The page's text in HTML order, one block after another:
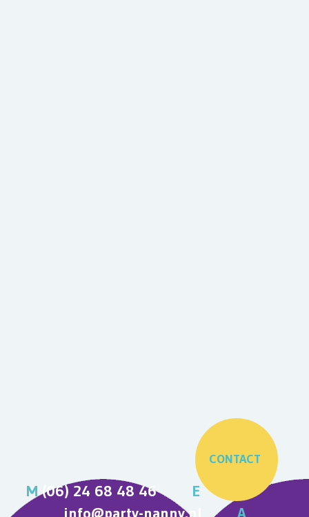
CONTACT
M(06) 24 68 48 46 E
info@party-nanny.nl
A